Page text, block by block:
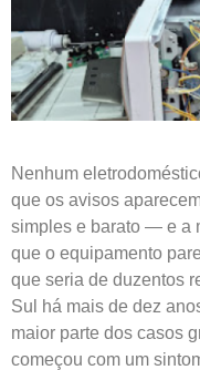
Nenhum
que os avisos
simples e barato — e a
que o equipamento
que seria de duzentos
Sul há mais de dez
maior parte dos casos
começou com um